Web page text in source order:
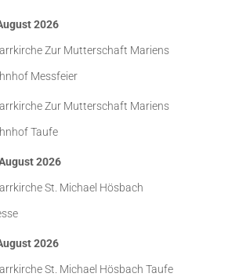
2026
Zur Mutterschaft Mariens
Messfeier
Zur Mutterschaft Mariens
Taufe
2026
St. Michael Hösbach
2026
St. Michael Hösbach Taufe